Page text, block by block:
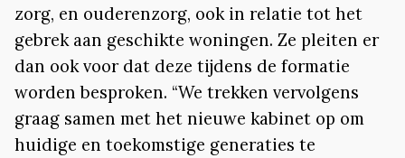
zorg, en ouderenzorg, ook in relatie tot het
gebrek aan geschikte woningen. Ze pleiten er
dan ook voor dat deze tijdens de formatie
worden besproken. “We trekken vervolgens
graag samen met het nieuwe kabinet op om
huidige en toekomstige generaties te